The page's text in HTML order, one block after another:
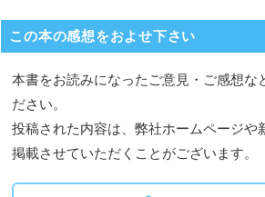
この本の感想をおよせ下さい
本書をお読みになったご意見・ご感想な
ださい。
投稿された内容は、弊社ホームページや
掲載させていただくことがございます。